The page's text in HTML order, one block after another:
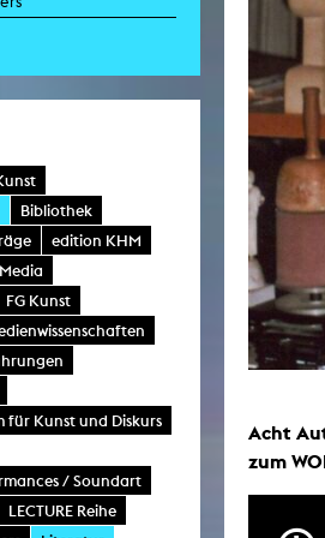
Bibliothek
edition KHM
FG Kunst
für Kunst und Diskurs
/ Soundart
LECTURE Reihe
Acht
zum